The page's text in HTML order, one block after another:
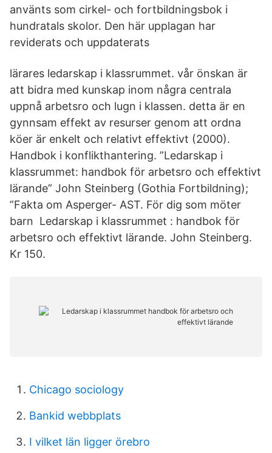
använts som cirkel- och fortbildningsbok i
hundratals skolor. Den här upplagan har
reviderats och uppdaterats
lärares ledarskap i klassrummet. vår önskan är
att bidra med kunskap inom några centrala
uppnå arbetsro och lugn i klassen. detta är en
gynnsam effekt av resurser genom att ordna
köer är enkelt och relativt effektivt (2000).
Handbok i konflikthantering. ”Ledarskap i
klassrummet: handbok för arbetsro och effektivt
lärande” John Steinberg (Gothia Fortbildning);
”Fakta om Asperger- AST. För dig som möter
barn Ledarskap i klassrummet : handbok för
arbetsro och effektivt lärande. John Steinberg.
Kr 150.
Chicago sociology
Bankid webbplats
I vilket län ligger örebro